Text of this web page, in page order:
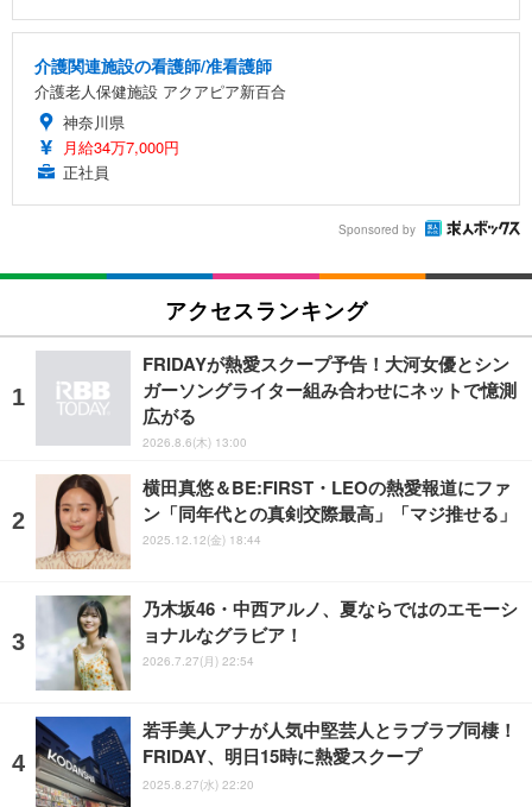
介護関連施設の看護師/准看護師
介護老人保健施設 アクアピア新百合
神奈川県
月給34万7,000円
正社員
Sponsored by
アクセスランキング
FRIDAYが熱愛スクープ予告！大河女優とシン
ガーソングライター組み合わせにネットで憶測
広がる
2026.8.6(木) 13:00
横田真悠＆BE:FIRST・LEOの熱愛報道にファ
ン「同年代との真剣交際最高」「マジ推せる」
2025.12.12(金) 18:44
乃木坂46・中西アルノ、夏ならではのエモーシ
ョナルなグラビア！
2026.7.27(月) 22:54
若手美人アナが人気中堅芸人とラブラブ同棲！
FRIDAY、明日15時に熱愛スクープ
2025.8.27(水) 22:20